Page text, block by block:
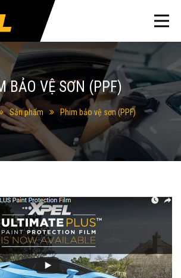
BẢO VỆ SƠN (PPF)
Sản phẩm Phim bảo vệ sơn (PPF)